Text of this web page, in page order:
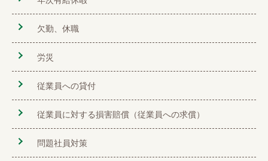
欠勤、休職
労災
従業員への貸付
従業員に対する損害賠償（従業員への求償）
問題社員対策